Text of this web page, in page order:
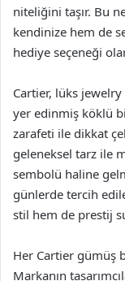
niteliğini taşır. Bu
kendinize hem de
hediye seçeneği
Cartier, lüks
yer edinmiş köklü
zarafeti ile dikkat
geleneksel tarz ile
sembolü haline
günlerde tercih
stil hem de prestij
Her Cartier gümüş
Markanın